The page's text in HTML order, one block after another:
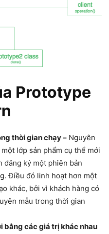
Prototype
thời gian chạy – Nguyên
lớp sản phẩm cụ thể mới
đăng ký một phiên bản
Điều đó linh hoạt hơn một
khác, bởi vì khách hàng có
mẫu trong thời gian
bằng các giá trị khác nhau